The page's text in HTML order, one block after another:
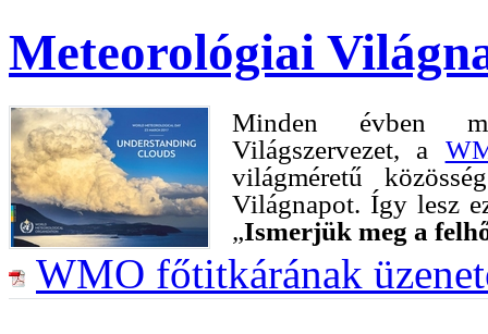
Meteorológiai
Minden évben
Világszervezet, a
világméretű
Világnapot. Így lesz
„Ismerjük meg a
WMO főtitkárának